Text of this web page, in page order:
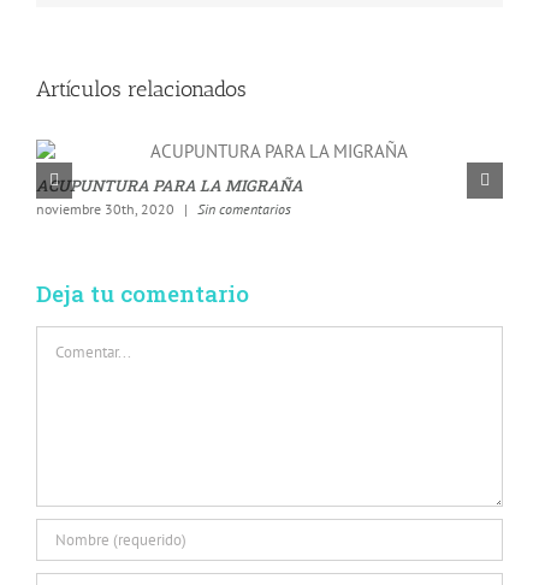
Artículos relacionados
ACUPUNTURA PARA LA MIGRAÑA
noviembre 30th, 2020 | Sin comentarios
Deja tu comentario